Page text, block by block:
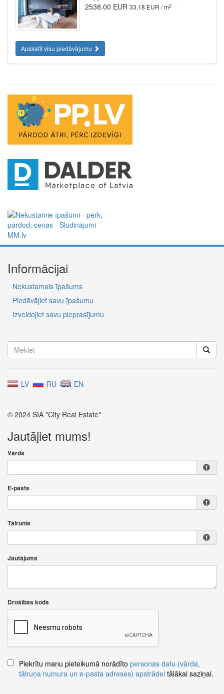
2538.00 EUR 33.18 EUR / m2
Apskatīt visu piedāvājumu
Informācijai
Nekustamais īpašums
Piedāvājiet savu īpašumu
Izveidojiet savu pieprasījumu
LV RU EN
© 2024 SIA "City Real Estate"
Jautājiet mums!
Vārds
E-pasts
Tālrunis
Jautājums
Drošības kods
Piekrītu manu pieteikumā norādīto personas datu (vārda,
tālruņa numura un e-pasta adreses) apstrādei tālākai saziņai.